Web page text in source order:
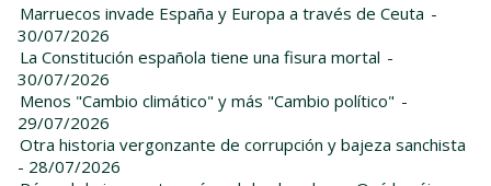
Marruecos invade España y Europa a través de Ceuta -
30/07/2026
La Constitución española tiene una fisura mortal -
30/07/2026
Menos "Cambio climático" y más "Cambio político" -
29/07/2026
Otra historia vergonzante de corrupción y bajeza sanchista
- 28/07/2026